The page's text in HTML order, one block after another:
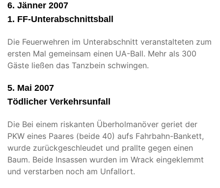
6. Jänner 2007
1. FF-Unterabschnittsball
Die Feuerwehren im Unterabschnitt veranstalteten zum
ersten Mal gemeinsam einen UA-Ball. Mehr als 300
Gäste ließen das Tanzbein schwingen.
5. Mai 2007
Tödlicher Verkehrsunfall
Die Bei einem riskanten Überholmanöver geriet der
PKW eines Paares (beide 40) aufs Fahrbahn-Bankett,
wurde zurückgeschleudet und prallte gegen einen
Baum. Beide Insassen wurden im Wrack eingeklemmt
und verstarben noch am Unfallort.